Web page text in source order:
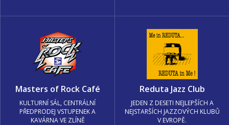
Masters of Rock Café
KULTURNÍ SÁL, CENTRÁLNÍ
PŘEDPRODEJ VSTUPENEK A
KAVÁRNA VE ZLÍNĚ
Reduta Jazz Club
JEDEN Z DESETI NEJLEPŠÍCH A
NEJSTARŠÍCH JAZZOVÝCH KLUBŮ
V EVROPĚ.